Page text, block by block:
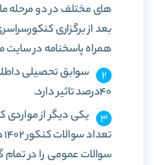
های مختلف در دو مرحله
بعد از برگزاری
همراه پاسخنامه در
سوابق تحصیلی
40درصد تاثیر دارد.
یکی دیگر از مواردی
سوالات عمومی را در